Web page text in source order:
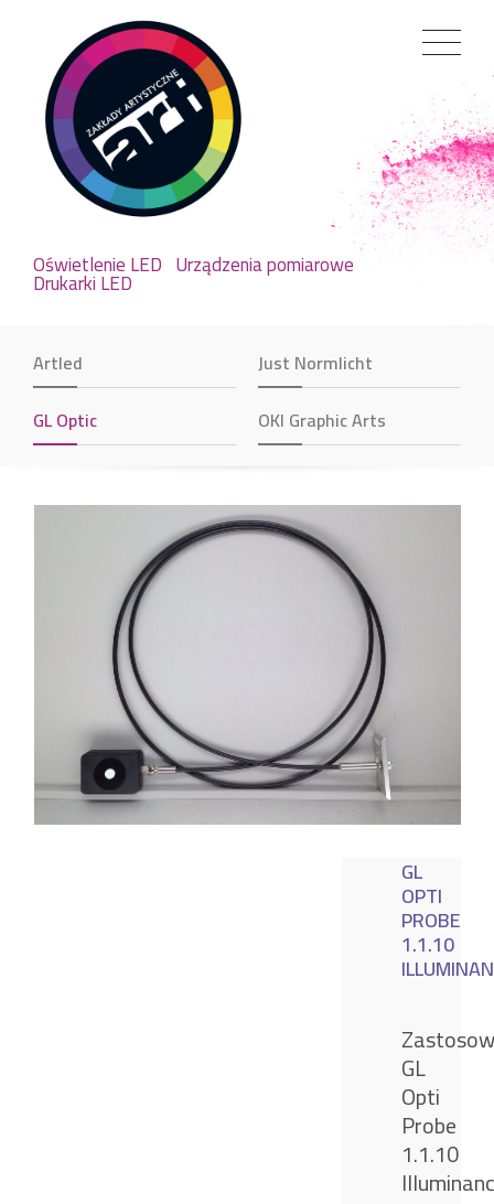
Oświetlenie LED Urządzenia pomiarowe
Drukarki LED
Artled
Just Normlicht
GL Optic
OKI Graphic Arts
GL
OPTI
PROBE
1.1.10
GL
Opti
Probe
1.1.10